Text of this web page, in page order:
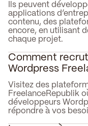
Ils peuvent
applications
contenu, des
encore, en utilisant
chaque projet.
Comment
Wordpress
Visitez des
FreelanceRepublik
développeurs
répondre à vos